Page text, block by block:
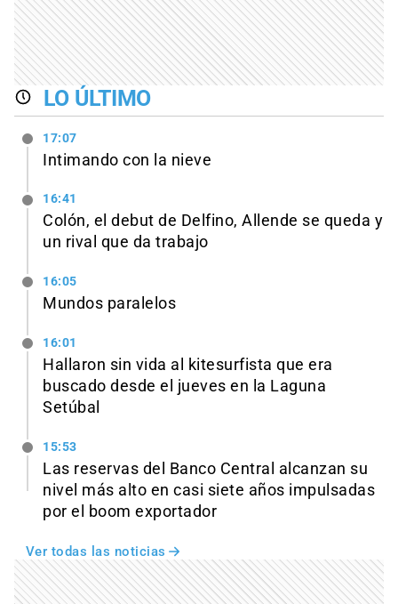
LO ÚLTIMO
17:07
Intimando con la nieve
16:41
Colón, el debut de Delfino, Allende se queda y
un rival que da trabajo
16:05
Mundos paralelos
16:01
Hallaron sin vida al kitesurfista que era
buscado desde el jueves en la Laguna
Setúbal
15:53
Las reservas del Banco Central alcanzan su
nivel más alto en casi siete años impulsadas
por el boom exportador
Ver todas las noticias